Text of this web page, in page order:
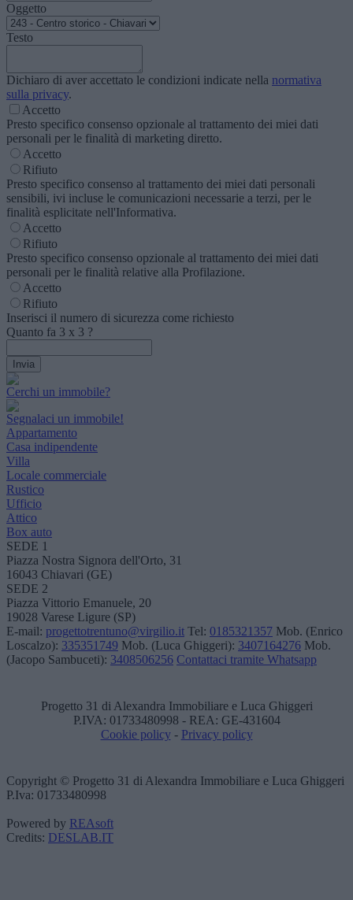
Oggetto
Testo
Dichiaro di aver accettato le condizioni indicate nella normativa
sulla privacy.
Accetto
Presto specifico consenso opzionale al trattamento dei miei dati
personali per le finalità di marketing diretto.
Accetto
Rifiuto
Presto specifico consenso al trattamento dei miei dati personali
sensibili, ivi incluse le comunicazioni necessarie a terzi, per le
finalità esplicitate nell'Informativa.
Accetto
Rifiuto
Presto specifico consenso opzionale al trattamento dei miei dati
personali per le finalità relative alla Profilazione.
Accetto
Rifiuto
Inserisci il numero di sicurezza come richiesto
Quanto fa 3 x 3 ?
Cerchi un immobile?
Segnalaci un immobile!
Appartamento
Casa indipendente
Villa
Locale commerciale
Rustico
Ufficio
Attico
Box auto
SEDE 1
Piazza Nostra Signora dell'Orto, 31
16043 Chiavari (GE)
SEDE 2
Piazza Vittorio Emanuele, 20
19028 Varese Ligure (SP)
E-mail: progettotrentuno@virgilio.it Tel: 0185321357 Mob. (Enrico
Loscalzo): 335351749 Mob. (Luca Ghiggeri): 3407164276 Mob.
(Jacopo Sambuceti): 3408506256 Contattaci tramite Whatsapp
Progetto 31 di Alexandra Immobiliare e Luca Ghiggeri
P.IVA: 01733480998 - REA: GE-431604
Cookie policy- Privacy policy
Copyright © Progetto 31 di Alexandra Immobiliare e Luca Ghiggeri
P.Iva: 01733480998
Powered by REAsoft
Credits: DESLAB.IT